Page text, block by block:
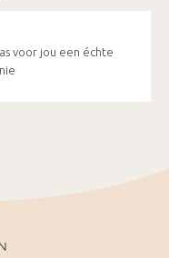
voor jou een échte